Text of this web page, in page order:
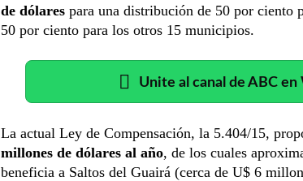
de dólares para una distribución de 50 por ciento
50 por ciento para los otros 15 municipios.
Unite al canal de ABC
La actual Ley de Compensación, la 5.404/15,
millones de dólares al año, de los cuales
beneficia a Saltos del Guairá (cerca de U$ 6